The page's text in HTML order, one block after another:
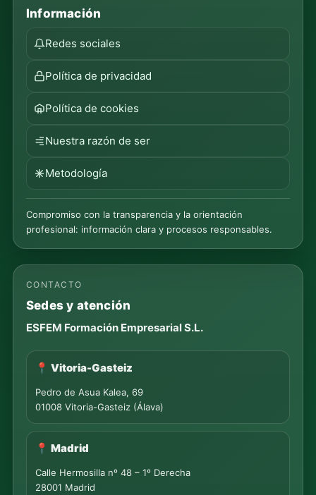
Información
Redes sociales
Política de privacidad
Política de cookies
Nuestra razón de ser
Metodología
Compromiso con la transparencia y la orientación
profesional: información clara y procesos responsables.
CONTACTO
Sedes y atención
ESFEM Formación Empresarial S.L.
📍 Vitoria-Gasteiz
Pedro de Asua Kalea, 69
01008 Vitoria-Gasteiz (Álava)
📍 Madrid
Calle Hermosilla nº 48 – 1º Derecha
28001 Madrid